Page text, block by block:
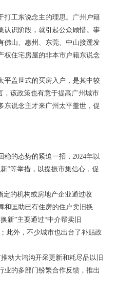
打工东说念主的理思。广州户籍
认识阶段，就引起公众顾惜。事
佛山、惠州、东莞、中山接踵发
权住宅房屋的非本市户籍东说念
平盖世式的买房入户，是其中较
，该政策也有意于提高广州城市
东说念主才来广州太平盖世，促
稳的态势的紧迫一招，2024年以
”等举措，以提振市集信心，促
定的机构或房地产企业通过收
和匡助已有住房的住户卖旧换
新”主要通过“中介帮卖旧
此外，不少城市也出台了补贴政
动大鸿沟开采更新和耗尽品以旧
业的多部门纷繁合作反馈，推出